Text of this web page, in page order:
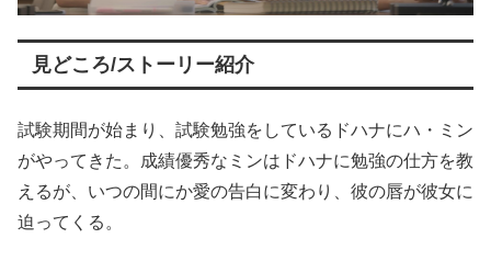
見どころ/ストーリー紹介
試験期間が始まり、試験勉強をしているドハナにハ・ミン
がやってきた。成績優秀なミンはドハナに勉強の仕方を教
えるが、いつの間にか愛の告白に変わり、彼の唇が彼女に
迫ってくる。